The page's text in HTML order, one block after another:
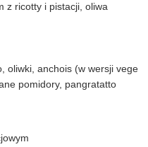
z ricotty i pistacji, oliwa
oliwki, anchois (w wersji vege
pomidory, pangratatto